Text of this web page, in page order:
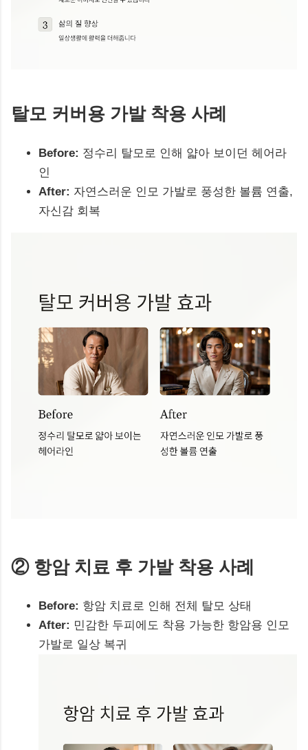
탈모 커버용 가발 착용 사례
Before: 정수리 탈모로 인해 얇아 보이던 헤어라
인
After: 자연스러운 인모 가발로 풍성한 볼륨 연출,
자신감 회복
② 항암 치료 후 가발 착용 사례
Before: 항암 치료로 인해 전체 탈모 상태
After: 민감한 두피에도 착용 가능한 항암용 인모
가발로 일상 복귀